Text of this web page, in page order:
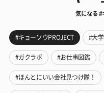
気になる #
#キョーソウPROJECT #大
#ガクラボ #お仕事図鑑
#ほんとにいい会社見つけ隊！